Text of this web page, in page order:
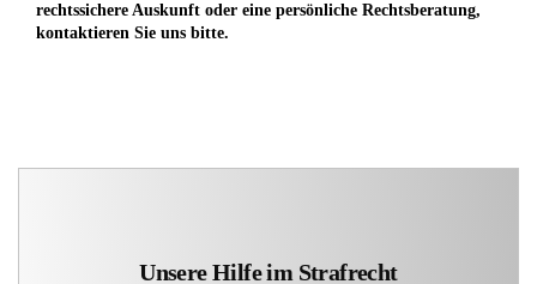
rechtssichere Auskunft oder eine persönliche Rechtsberatung,
kontaktieren Sie uns bitte.
Unsere Hilfe im Strafrecht